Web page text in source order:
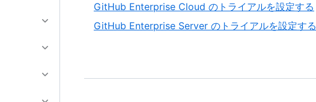
GitHub Enterprise Cloud のトライアルを設定する
GitHub Enterprise Server のトライアルを設定する